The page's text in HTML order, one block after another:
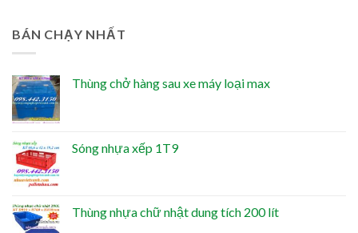
BÁN CHẠY NHẤT
Thùng chở hàng sau xe máy loại max
Sóng nhựa xếp 1T9
Thùng nhựa chữ nhật dung tích 200 lít